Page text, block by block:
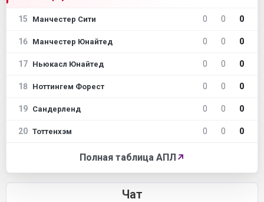
15 Манчестер Сити 0 0 0
16 Манчестер Юнайтед 0 0 0
17 Ньюкасл Юнайтед 0 0 0
18 Ноттингем Форест 0 0 0
19 Сандерленд 0 0 0
20 Тоттенхэм 0 0 0
Полная таблица АПЛ ↗
Чат